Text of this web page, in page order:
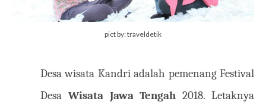
pict by: traveldetik
Desa wisata Kandri adalah pemenang Festival
Desa Wisata Jawa Tengah 2018. Letaknya